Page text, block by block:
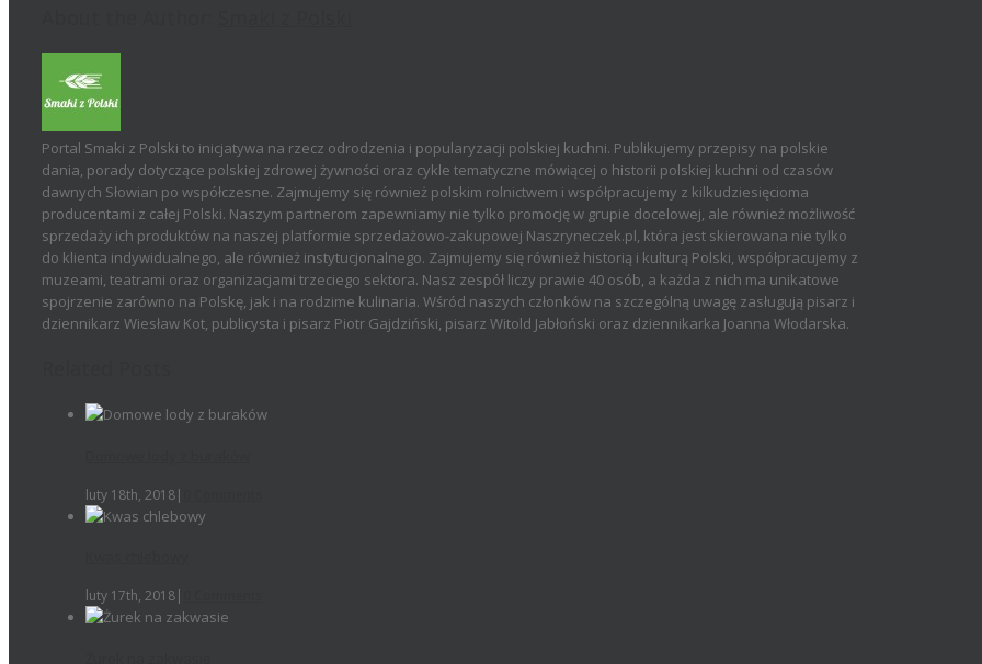
Portal Smaki z Polski to inicjatywa na rzecz odrodzenia i popularyzacji polskiej kuchni. Publikujemy przepisy na polskie
dania, porady dotyczące polskiej zdrowej żywności oraz cykle tematyczne mówiącej o historii polskiej kuchni od czasów
dawnych Słowian po współczesne. Zajmujemy się również polskim rolnictwem i współpracujemy z kilkudziesięcioma
producentami z całej Polski. Naszym partnerom zapewniamy nie tylko promocję w grupie docelowej, ale również możliwość
sprzedaży ich produktów na naszej platformie sprzedażowo-zakupowej Naszryneczek.pl, która jest skierowana nie tylko
do klienta indywidualnego, ale również instytucjonalnego. Zajmujemy się również historią i kulturą Polski, współpracujemy z
muzeami, teatrami oraz organizacjami trzeciego sektora. Nasz zespół liczy prawie 40 osób, a każda z nich ma unikatowe
spojrzenie zarówno na Polskę, jak i na rodzime kulinaria. Wśród naszych członków na szczególną uwagę zasługują pisarz i
dziennikarz Wiesław Kot, publicysta i pisarz Piotr Gajdziński, pisarz Witold Jabłoński oraz dziennikarka Joanna Włodarska.
luty 18th, 2018|
luty 17th, 2018|